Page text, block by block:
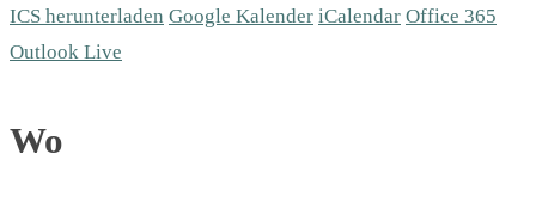
ICS herunterladen Google Kalender iCalendar Office 365
Outlook Live
Wo